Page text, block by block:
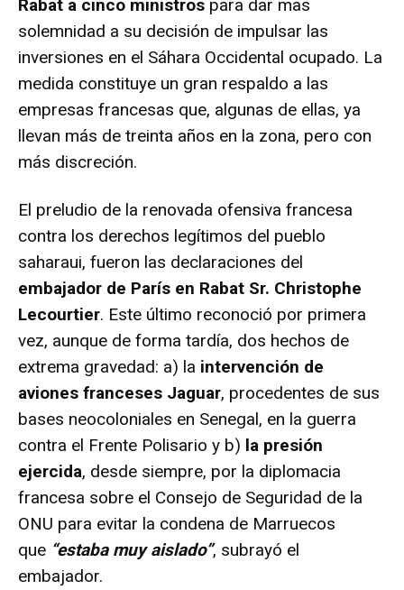
Rabat a cinco ministros para dar mas
solemnidad a su decisión de impulsar las
inversiones en el Sáhara Occidental ocupado. La
medida constituye un gran respaldo a las
empresas francesas que, algunas de ellas, ya
llevan más de treinta años en la zona, pero con
más discreción.
El preludio de la renovada ofensiva francesa
contra los derechos legítimos del pueblo
saharaui, fueron las declaraciones del
embajador de París en Rabat Sr. Christophe
Lecourtier. Este último reconoció por primera
vez, aunque de forma tardía, dos hechos de
extrema gravedad: a) la intervención de
aviones franceses Jaguar, procedentes de sus
bases neocoloniales en Senegal, en la guerra
contra el Frente Polisario y b) la presión
ejercida, desde siempre, por la diplomacia
francesa sobre el Consejo de Seguridad de la
ONU para evitar la condena de Marruecos
que “estaba muy aislado”, subrayó el
embajador.